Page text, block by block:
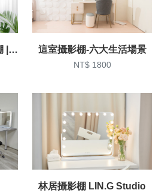
捷運1分鐘 | 333號攝影棚 | 商業攝影、直播 這室攝影棚-六大生活場景
NT$ 1800
林居攝影棚 LIN.G Studio